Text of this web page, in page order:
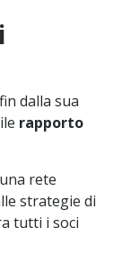
dalla sua
rapporto
rete
strategie di
tutti i soci